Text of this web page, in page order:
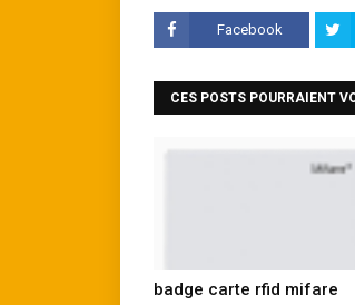
Facebook
CES POSTS POURRAIENT
badge carte rfid mifare